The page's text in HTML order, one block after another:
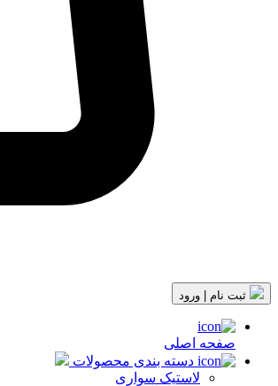
صفحه اصلی
دسته بندی محصولات
لاستیک سواری